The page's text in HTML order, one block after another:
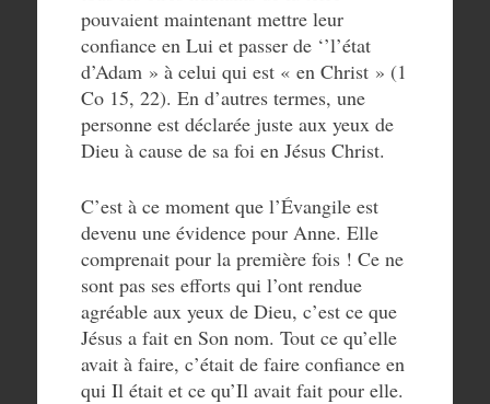
pouvaient maintenant mettre leur
confiance en Lui et passer de ‘’l’état
d’Adam » à celui qui est « en Christ » (1
Co 15, 22). En d’autres termes, une
personne est déclarée juste aux yeux de
Dieu à cause de sa foi en Jésus Christ.
C’est à ce moment que l’Évangile est
devenu une évidence pour Anne. Elle
comprenait pour la première fois ! Ce ne
sont pas ses efforts qui l’ont rendue
agréable aux yeux de Dieu, c’est ce que
Jésus a fait en Son nom. Tout ce qu’elle
avait à faire, c’était de faire confiance en
qui Il était et ce qu’Il avait fait pour elle.